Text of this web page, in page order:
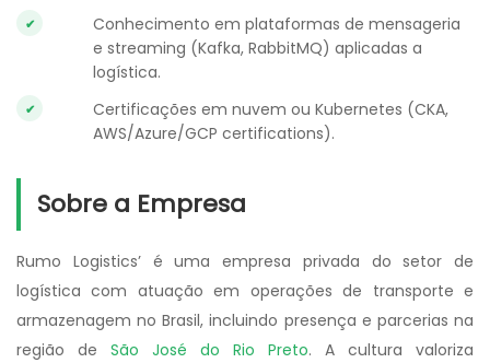
Conhecimento em plataformas de mensageria
e streaming (Kafka, RabbitMQ) aplicadas a
logística.
Certificações em nuvem ou Kubernetes (CKA,
AWS/Azure/GCP certifications).
Sobre a Empresa
Rumo Logistics’ é uma empresa privada do setor de
logística com atuação em operações de transporte e
armazenagem no Brasil, incluindo presença e parcerias na
região de São José do Rio Preto. A cultura valoriza